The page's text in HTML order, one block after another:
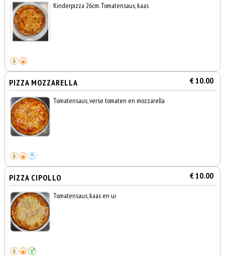
Kinderpizza 26cm. Tomatensaus, kaas
PIZZA MOZZARELLA € 10.00
Tomatensaus, verse tomaten en mozzarella
PIZZA CIPOLLO € 10.00
Tomatensaus, kaas en ui